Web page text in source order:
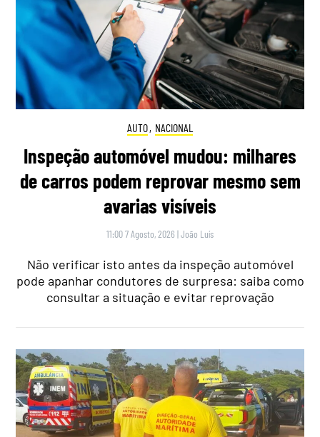
AUTO, NACIONAL
Inspeção automóvel mudou: milhares
de carros podem reprovar mesmo sem
avarias visíveis
11:00 7 Agosto, 2026 |João Luís
Não verificar isto antes da inspeção automóvel
pode apanhar condutores de surpresa: saiba como
consultar a situação e evitar reprovação